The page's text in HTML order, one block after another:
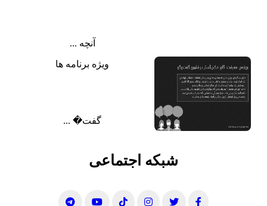
آنچه ...
ویژه برنامه ها
گفت‌� ...
شبکه اجتماعی